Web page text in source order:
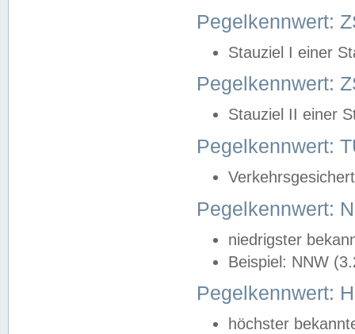
Pegelkennwert:
Stauziel I einer
Pegelkennwert:
Stauziel II einer
Pegelkennwert:
Pegelkennwert:
niedrigster
Beispiel: NNW
Pegelkennwert:
höchster